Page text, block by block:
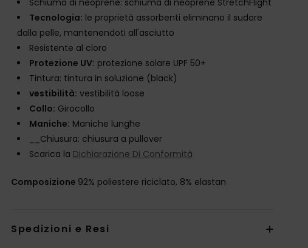
Tecnologia: le proprietà assorbenti eliminano il sudore
dalla pelle, mantenendoti all'asciutto
Resistente al cloro
Protezione UV: protezione solare UPF 50+
Tintura: tintura in soluzione (black)
vestibilità: vestibilità loose
Collo: Girocollo
Maniche: Maniche lunghe
__Chiusura: chiusura a pullover
Scarica la Dichiarazione Di Conformità
Composizione 92% poliestere riciclato, 8% elastan
Spedizioni e Resi